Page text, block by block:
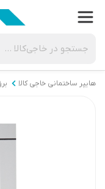
هایپر ساختمانی خاجی‌ کالا